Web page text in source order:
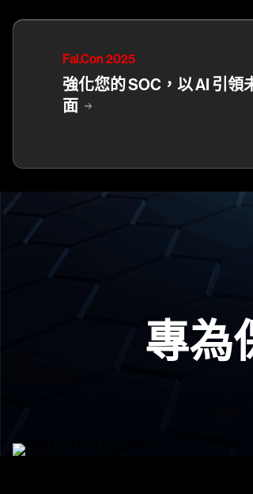
Fal.Con 2025
強化您的 SOC，以 AI 引領
面
專為